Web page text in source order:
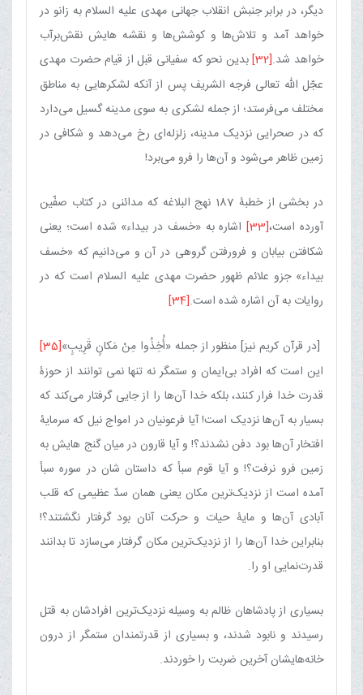
دیگر، در برابر جنبش انقلاب جهانی مهدی علیه السلام به زانو در
خواهد آمد و تلاش‌ها و کوشش‌ها و نقشه هایش نقش‌برآب
خواهد شد.[32]بدین نحو که سفیانی‏ قبل از قیام حضرت مهدی
عجّل الله تعالی فرجه الشریف پس از آنکه لشکرهایی به مناطق
مختلف می‌فرستد؛ از جمله لشکری به سوی مدینه گسیل می‌دارد
که در صحرایی نزدیک مدینه، زلزله‌ای رخ می‌دهد و شکافی در
زمین ظاهر می‌شود و آن‌ها را فرو می‌برد!
در بخشی از خطبۀ 187 نهج البلاغه که مدائنی در کتاب صفّین
آورده است،‏[33]اشاره به «خسف در بیداء» شده است؛ یعنی
شکافتن بیابان و فرورفتن گروهی در آن و می‌دانیم که «خسف‏
بیداء» جزو علائم ظهور حضرت مهدی علیه السلام است که در
روایات به آن اشاره شده است.[34]
[در قرآن کریم نیز] منظور از جمله «أُخِذُوا مِنْ مَکانٍ قَرِیبٍ»[35]
این است که افراد بی‌ایمان و ستمگر نه تنها نمی توانند از حوزۀ
قدرت خدا فرار کنند، بلکه خدا آن‌ها را از جایی گرفتار می‌کند که
بسیار به آن‌ها نزدیک است! آیا فرعونیان در امواج نیل که سرمایۀ
افتخار آن‌ها بود دفن نشدند؟! و آیا قارون در میان گنج هایش به
زمین فرو نرفت؟! و آیا قوم سبأ که داستان شان در سوره سبأ
آمده است از نزدیک‌ترین مکان یعنی همان سدّ عظیمی که قلب
آبادی آن‌ها و مایۀ حیات و حرکت آنان بود گرفتار نگشتند؟!
بنابراین خدا آن‌ها را از نزدیک‌ترین مکان گرفتار می‌سازد تا بدانند
قدرت‌نمایی او را.
بسیاری از پادشاهان ظالم به وسیله نزدیک‌ترین افرادشان به قتل
رسیدند و نابود شدند، و بسیاری از قدرتمندان ستمگر از درون
خانه‌هایشان آخرین ضربت را خوردند.